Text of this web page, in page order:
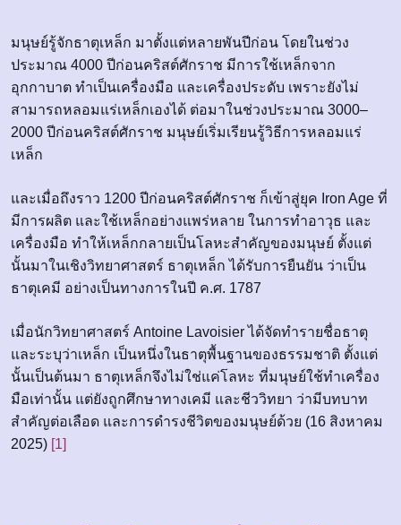
มนุษย์รู้จักธาตุเหล็ก มาตั้งแต่หลายพันปีก่อน โดยในช่วง
ประมาณ 4000 ปีก่อนคริสต์ศักราช มีการใช้เหล็กจาก
อุกกาบาต ทำเป็นเครื่องมือ และเครื่องประดับ เพราะยังไม่
สามารถหลอมแร่เหล็กเองได้ ต่อมาในช่วงประมาณ 3000–
2000 ปีก่อนคริสต์ศักราช มนุษย์เริ่มเรียนรู้วิธีการหลอมแร่
เหล็ก
และเมื่อถึงราว 1200 ปีก่อนคริสต์ศักราช ก็เข้าสู่ยุค Iron Age ที่
มีการผลิต และใช้เหล็กอย่างแพร่หลาย ในการทำอาวุธ และ
เครื่องมือ ทำให้เหล็กกลายเป็นโลหะสำคัญของมนุษย์ ตั้งแต่
นั้นมาในเชิงวิทยาศาสตร์ ธาตุเหล็ก ได้รับการยืนยัน ว่าเป็น
ธาตุเคมี อย่างเป็นทางการในปี ค.ศ. 1787
เมื่อนักวิทยาศาสตร์ Antoine Lavoisier ได้จัดทำรายชื่อธาตุ
และระบุว่าเหล็ก เป็นหนึ่งในธาตุพื้นฐานของธรรมชาติ ตั้งแต่
นั้นเป็นต้นมา ธาตุเหล็กจึงไม่ใช่แค่โลหะ ที่มนุษย์ใช้ทำเครื่อง
มือเท่านั้น แต่ยังถูกศึกษาทางเคมี และชีววิทยา ว่ามีบทบาท
สำคัญต่อเลือด และการดำรงชีวิตของมนุษย์ด้วย (16 สิงหาคม
2025) [1]